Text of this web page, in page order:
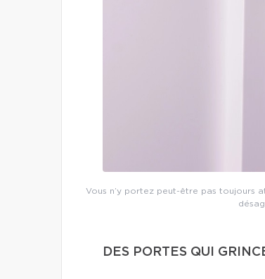
Vous n’y portez peut-être pas toujours
DES PORTES QUI